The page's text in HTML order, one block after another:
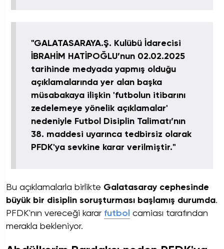
"GALATASARAYA.Ş. Kulübü İdarecisi
İBRAHİM HATİPOĞLU’nun 02.02.2025
tarihinde medyada yapmış olduğu
açıklamalarında yer alan başka
müsabakaya ilişkin 'futbolun itibarını
zedelemeye yönelik açıklamalar'
nedeniyle Futbol Disiplin Talimatı’nın
38. maddesi uyarınca tedbirsiz olarak
PFDK'ya sevkine karar verilmiştir."
Bu açıklamalarla birlikte Galatasaray cephesinde
büyük bir disiplin soruşturması başlamış durumda.
PFDK'nın vereceği karar futbol camiası tarafından
merakla bekleniyor.